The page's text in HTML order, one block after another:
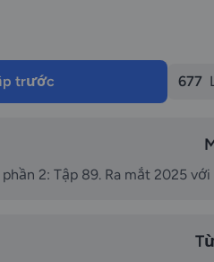
trước 677
2: Tập 89. Ra mắt 2025